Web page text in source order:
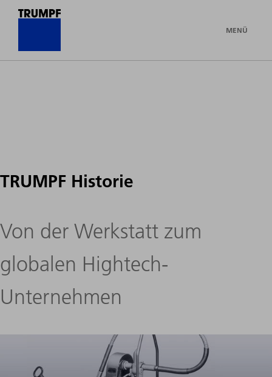
MENÜ
TRUMPF Historie
Von der Werkstatt zum
globalen Hightech-
Unternehmen